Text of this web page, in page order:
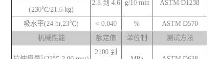
(230℃/21.6 kg)
2.8 到 4.6 g/10 min ASTM D1238
吸水率(24 hr,23℃) < 0.040 %
ASTM D570
机械性能
额定值 单位制 测试方法
1
2100 到